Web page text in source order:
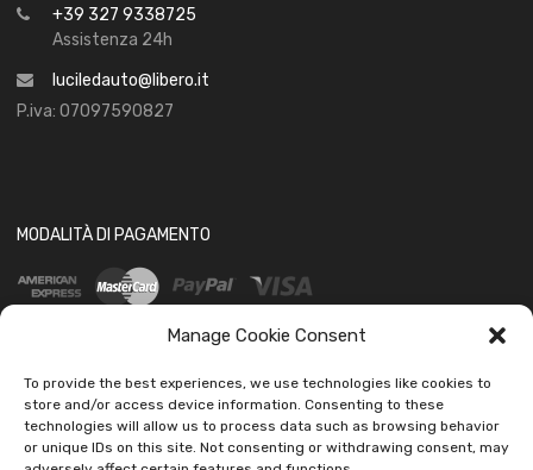
Manage Cookie Consent
To provide the best experiences, we use technologies like cookies to
store and/or access device information. Consenting to these
technologies will allow us to process data such as browsing behavior
or unique IDs on this site. Not consenting or withdrawing consent, may
+39 327 9338725
Assistenza 24h
luciledauto@libero.it
P.iva: 07097590827
MODALITÀ DI PAGAMENTO
SOCIAL